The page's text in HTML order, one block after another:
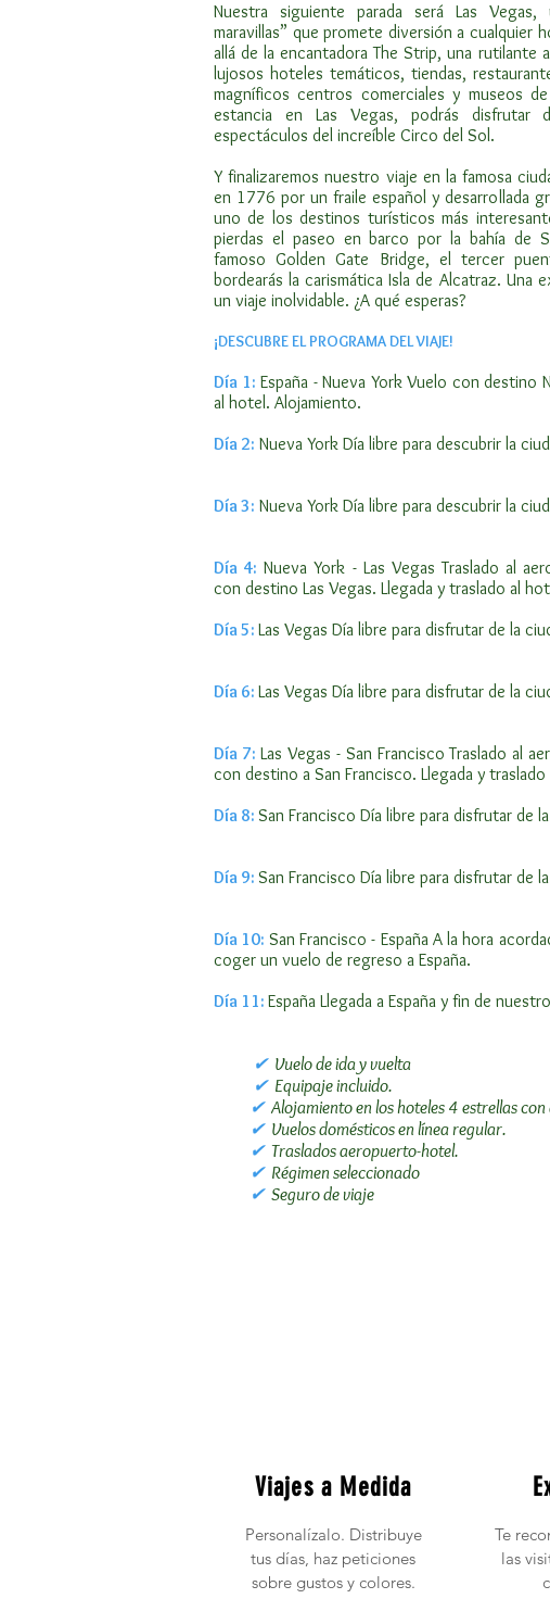
Nuestra siguiente parada será Las
maravillas” que promete diversión a cualquier
allá de la encantadora The Strip, una rutilante
lujosos hoteles temáticos, tiendas,
magníficos centros comerciales y museos
estancia en Las Vegas, podrás disfrutar
espectáculos del increíble Circo del Sol.
Y finalizaremos nuestro viaje en la famosa
en 1776 por un fraile español y desarrollada
uno de los destinos turísticos más
pierdas el paseo en barco por la bahía de
famoso Golden Gate Bridge, el tercer
bordearás la carismática Isla de Alcatraz. Una
un viaje inolvidable. ¿A qué esperas?
¡DESCUBRE EL PROGRAMA DEL VIAJE!
Día 1: España - Nueva York Vuelo con destino
al hotel. Alojamiento.
Día 2: Nueva York Día libre para descubrir la
Día 3: Nueva York Día libre para descubrir la
Día 4: Nueva York - Las Vegas Traslado al
con destino Las Vegas. Llegada y traslado al
Día 5: Las Vegas Día libre para disfrutar de la
Día 6: Las Vegas Día libre para disfrutar de la
Día 7: Las Vegas - San Francisco Traslado al
con destino a San Francisco. Llegada y
Día 8: San Francisco Día libre para disfrutar de
Día 9: San Francisco Día libre para disfrutar de
Día 10: San Francisco - España A la hora
coger un vuelo de regreso a España.
Día 11: España Llegada a España y fin de
✔ Vuelo de ida y vuelta
✔ Equipaje incluido.
✔ Alojamiento en los hoteles 4 estrellas con
✔ Vuelos domésticos en línea regular.
✔ Traslados aeropuerto-hotel.
✔ Régimen seleccionado
✔ Seguro de viaje
Viajes a Medida
Personalízalo. Distribuye
tus días, haz peticiones
sobre gustos y colores.
Te
las